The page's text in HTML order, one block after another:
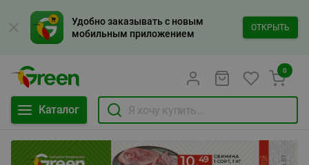
Удобно заказывать с новым
мобильным приложением
ОТКРЫТЬ
Каталог
0